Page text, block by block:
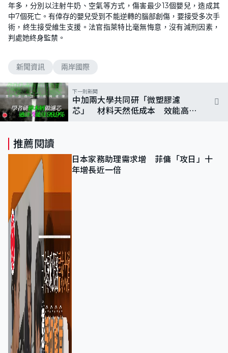
年多，分別以注射牛奶、空氣等方式，傷害最少13個嬰兒，造成其
中7個死亡。有倖存的嬰兒受到不能逆轉的腦部創傷，要接受多次手
術，終生接受維生支援。法官指萊特比毫無悔意，沒有減刑因素，
判處她終身監禁。
新聞資訊 兩岸國際
下一則新聞
中加兩大學共同研「微塑膠濾
芯」 材料天然低成本 效能高達
推薦閱讀
日本家務助理需求增 菲傭「攻日」十
年增長近一倍